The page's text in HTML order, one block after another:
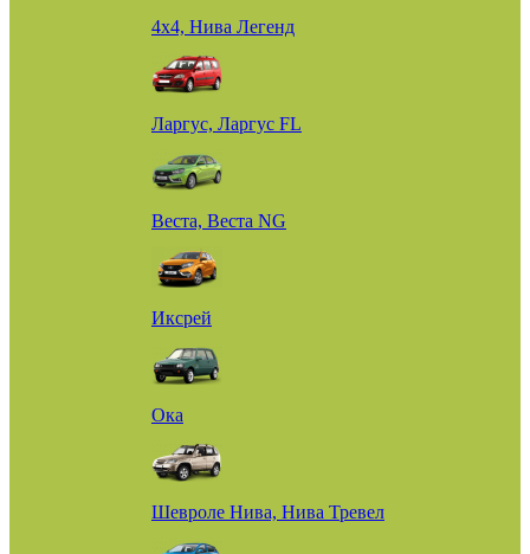
4х4, Нива Легенд
Ларгус, Ларгус FL
Веста, Веста NG
Иксрей
Ока
Шевроле Нива, Нива Тревел